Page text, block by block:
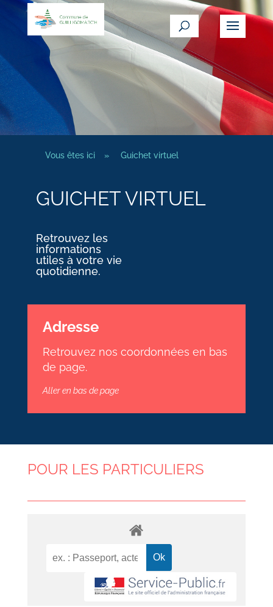
Vous êtes ici » Guichet virtuel
GUICHET VIRTUEL
Retrouvez les
informations
utiles à votre vie
quotidienne.
Adresse
Retrouvez nos coordonnées en bas
de page.
Aller en bas de page
POUR LES PARTICULIERS